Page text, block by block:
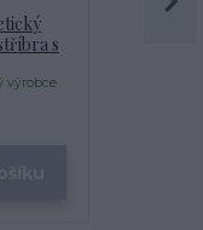
s
výrobce